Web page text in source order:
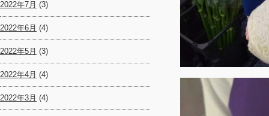
2022年7月 (3)
2022年6月 (4)
2022年5月 (3)
2022年4月 (4)
2022年3月 (4)